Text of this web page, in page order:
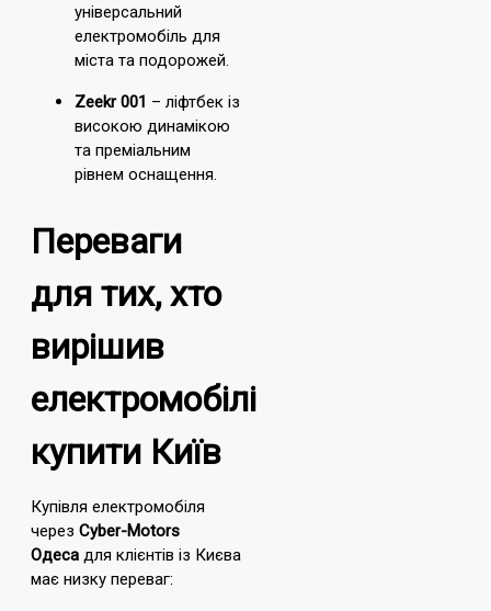
універсальний
електромобіль для
міста та подорожей.
Zeekr 001 – ліфтбек із
високою динамікою
та преміальним
рівнем оснащення.
Переваги
для тих, хто
вирішив
електромобілі
купити Київ
Купівля електромобіля
через Cyber-Motors
Одеса для клієнтів із Києва
має низку переваг: